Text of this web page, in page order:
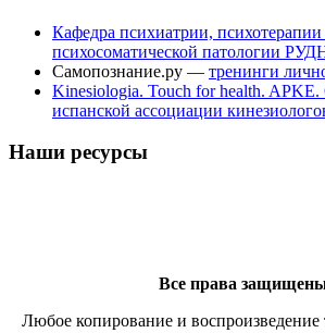
Кафедра психиатрии, психотерапии
психосоматической патологии
Самопознание.ру — тренинги
Kinesiologia. Touch for health.
испанской ассоциации
Наши ресурсы
Все права
Любое копирование и воспроизведение